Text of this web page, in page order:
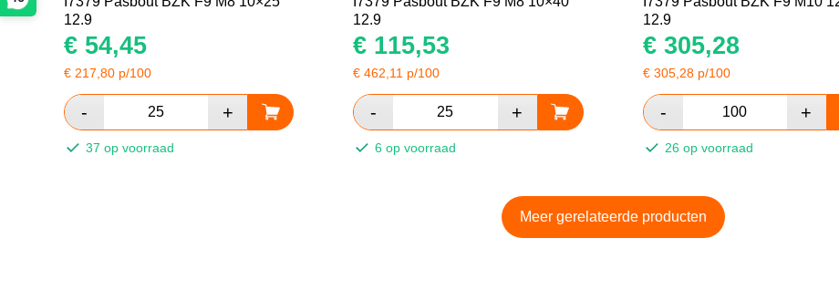
12.9
€ 54,45
€ 217,80 p/100
37 op voorraad
12.9
€ 115,53
€462,11 p/100
6 op voorraad
12.9
€305,28
€ 305,28p/100
26 op voorraad
Meer gerelateerde producten